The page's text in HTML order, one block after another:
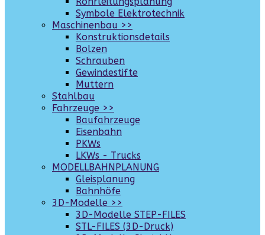
Symbole Elektrotechnik
Maschinenbau >>
Konstruktionsdetails
Bolzen
Schrauben
Gewindestifte
Muttern
Stahlbau
Fahrzeuge >>
Baufahrzeuge
Eisenbahn
PKWs
LKWs - Trucks
MODELLBAHNPLANUNG
Gleisplanung
Bahnhöfe
3D-Modelle >>
3D-Modelle STEP-FILES
STL-FILES (3D-Druck)